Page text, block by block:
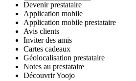
Devenir prestataire
Application mobile
Application mobile prestataire
Avis clients
Inviter des amis
Cartes cadeaux
Géolocalisation prestataire
Notes au prestataire
Découvrir Yoojo